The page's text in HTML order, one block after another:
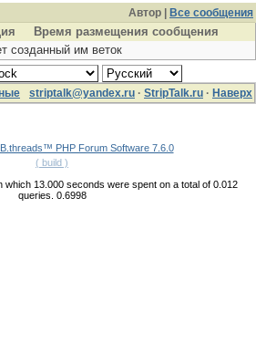
Автор |
Все сообщения
Время размещения сообщения
созданный им веток
striptalk@yandex.ru · StripTalk.ru · Наверх
PHP Forum Software 7.6.0
( build )
which 13.000 seconds were spent on a total of 0.012
queries. 0.6998